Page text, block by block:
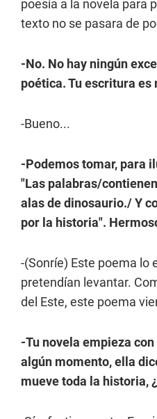
poesía a la novela para
texto no se pasara de
-No. No hay ningún
poética. Tu escritura es
-Bueno...
-Podemos tomar, para
"Las palabras/
alas de dinosaurio./ Y
por la historia".
-(Sonríe) Este poema lo
pretendían levantar.
del Este, este poema
-Tu novela empieza
algún momento, ella
mueve toda la historia,